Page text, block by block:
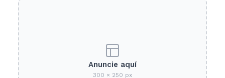
Anuncie aquí
300 × 250 px